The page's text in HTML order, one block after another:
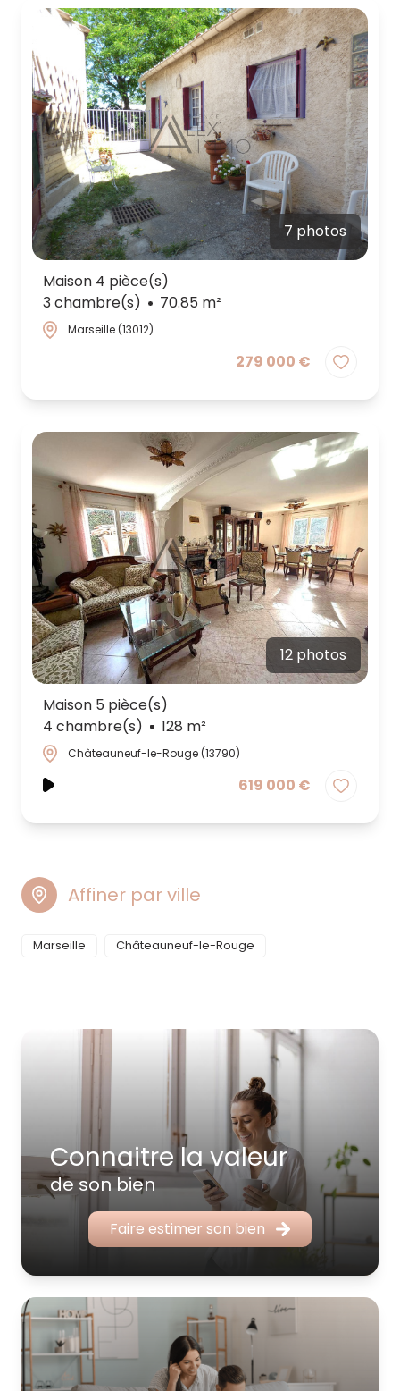
7 photos
Maison 4 pièce(s)
3 chambre(s)
70.85 m²
Marseille (13012)
279 000 €
12 photos
Maison 5 pièce(s)
4 chambre(s)
128 m²
Châteauneuf-le-Rouge (13790)
619 000 €
Affiner par ville
Marseille Châteauneuf-le-Rouge
Connaitre la valeur
de son bien
Faire estimer son bien